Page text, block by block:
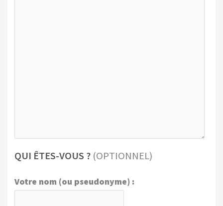
QUI ÊTES-VOUS ? (OPTIONNEL)
Votre nom (ou pseudonyme) :